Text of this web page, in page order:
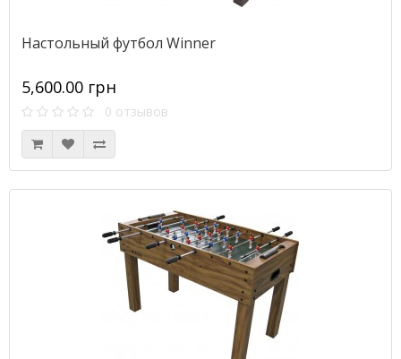
Настольный футбол Winner
5,600.00 грн
0 отзывов